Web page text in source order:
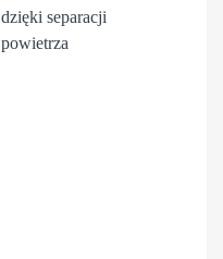
dzięki separacji
powietrza